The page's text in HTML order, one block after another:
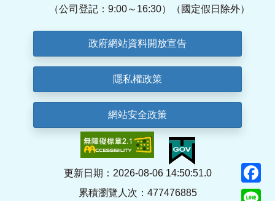
（公司登記：9:00～16:30）（國定假日除外）
政府網站資料開放宣告
隱私權政策
網站安全政策
更新日期：2026-08-06 14:50:51.0
累積瀏覽人次：477476885